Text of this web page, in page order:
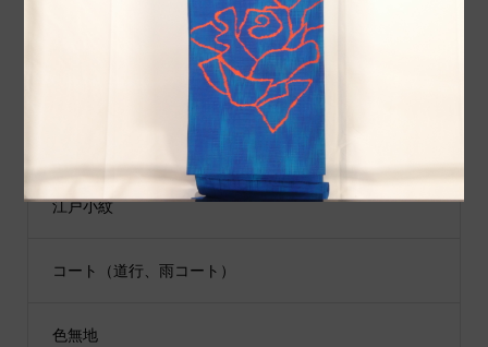
江戸小紋
コート（道行、雨コート）
色無地